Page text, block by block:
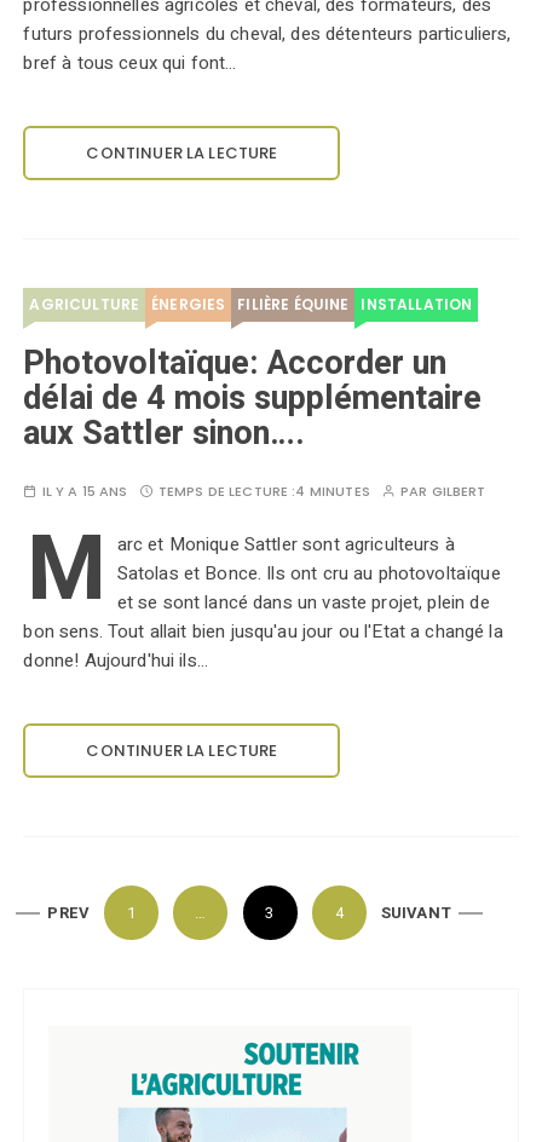
futurs professionnels du cheval, des détenteurs particuliers,
bref à tous ceux qui font…
CONTINUER LA LECTURE
AGRICULTURE ÉNERGIES FILIÈRE ÉQUINE INSTALLATION
Photovoltaïque: Accorder un
délai de 4 mois supplémentaire
aux Sattler sinon….
IL Y A 15 ANS TEMPS DE LECTURE :4 MINUTES PAR GILBERT
M
arc et Monique Sattler sont agriculteurs à
Satolas et Bonce. Ils ont cru au photovoltaïque
et se sont lancé dans un vaste projet, plein de
bon sens. Tout allait bien jusqu'au jour ou l'Etat a changé la
donne! Aujourd'hui ils…
CONTINUER LA LECTURE
PREV 1 … 3 4 SUIVANT